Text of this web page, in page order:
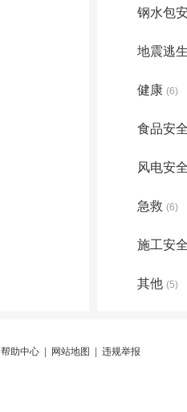
钢水包
地震逃生
健康 (6)
食品安全
风电安全
急救 (6)
施工安全
其他 (5)
帮助中心 网站地图 违规举报